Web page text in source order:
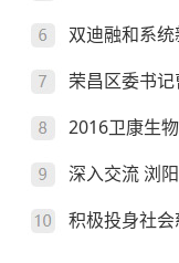
双迪融和系
荣昌区委书
2016卫康生
深入交流 浏
积极投身社会